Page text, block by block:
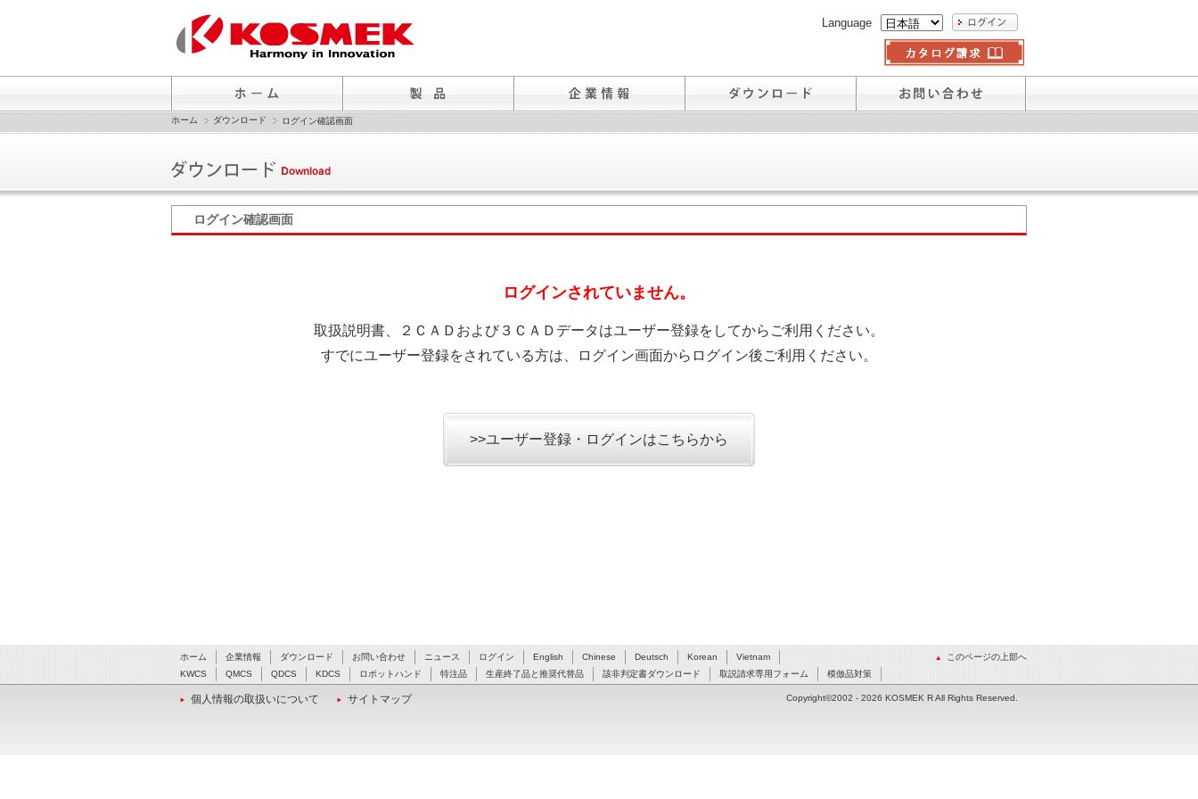
Language
ホーム ダウンロード ログイン確認画面
ログイン確認画面
ログインされていません。
取扱説明書、２ＣＡＤおよび３ＣＡＤデータはユーザー登録をしてからご利用ください。
すでにユーザー登録をされている方は、ログイン画面からログイン後ご利用ください。
>>ユーザー登録・ログインはこちらから
このページの上部へ
ホーム 企業情報 ダウンロード お問い合わせ ニュース ログイン English Chinese Deutsch Korean
Vietnam
KWCS
QMCS QDCS KDCS ロボットハンド 特注品 生産終了品と推奨代替品 該非判定書ダウンロード 取説請求専用フォーム 模倣品対策
個人情報の取扱いについて サイトマップ Copyright©2002 - 2026 KOSMEK R All Rights Reserved.